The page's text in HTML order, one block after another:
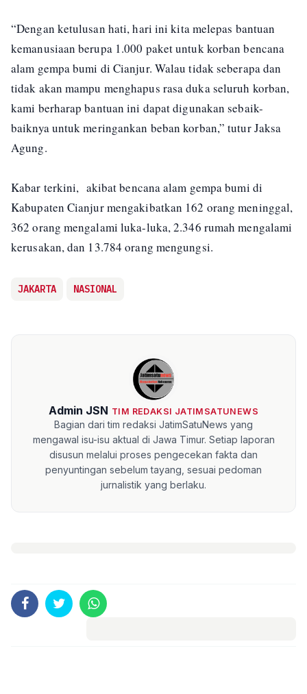
“Dengan ketulusan hati, hari ini kita melepas bantuan
kemanusiaan berupa 1.000 paket untuk korban bencana
alam gempa bumi di Cianjur. Walau tidak seberapa dan
tidak akan mampu menghapus rasa duka seluruh korban,
kami berharap bantuan ini dapat digunakan sebaik-
baiknya untuk meringankan beban korban,” tutur Jaksa
Agung.
Kabar terkini, akibat bencana alam gempa bumi di
Kabupaten Cianjur mengakibatkan 162 orang meninggal,
362 orang mengalami luka-luka, 2.346 rumah mengalami
kerusakan, dan 13.784 orang mengungsi.
JAKARTA NASIONAL
Admin JSN TIM REDAKSI JATIMSATUNEWS
Bagian dari tim redaksi JatimSatuNews yang
mengawal isu-isu aktual di Jawa Timur. Setiap laporan
disusun melalui proses pengecekan fakta dan
penyuntingan sebelum tayang, sesuai pedoman
jurnalistik yang berlaku.